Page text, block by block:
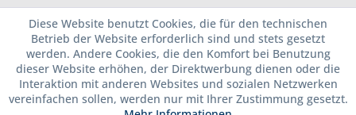
Diese Website benutzt Cookies, die für den technischen
Betrieb der Website erforderlich sind und stets gesetzt
werden. Andere Cookies, die den Komfort bei Benutzung
dieser Website erhöhen, der Direktwerbung dienen oder die
Interaktion mit anderen Websites und sozialen Netzwerken
vereinfachen sollen, werden nur mit Ihrer Zustimmung gesetzt.